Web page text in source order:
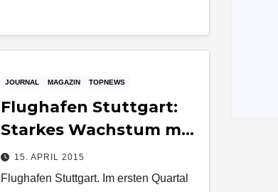
JOURNAL MAGAZIN TOPNEWS
Flughafen Stuttgart:
Starkes Wachstum mit
8,2 Prozent mehr
Passagieren
15. APRIL 2015
Flughafen Stuttgart. Im ersten Quartal